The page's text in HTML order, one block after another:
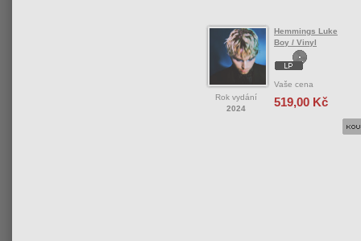
Rok vydání
2024
Hemmings Luke
Boy / Vinyl
Vaše cena
519,00 Kč